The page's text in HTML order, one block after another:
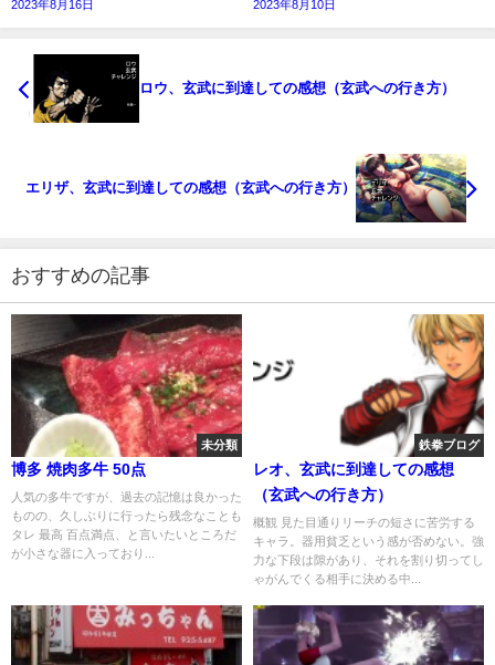
2023年8月16日 2023年8月10日
ロウ、玄武に到達しての感想（玄武への行き方）
エリザ、玄武に到達しての感想（玄武への行き方）
おすすめの記事
未分類
博多 焼肉多牛 50点
人気の多牛ですが、過去の記憶は良かった
ものの、久しぶりに行ったら残念なことも
タレ 最高 百点満点、と言いたいところだ
が小さな器に入っており...
鉄拳ブログ
レオ、玄武に到達しての感想
（玄武への行き方）
概観 見た目通りリーチの短さに苦労する
キャラ。器用貧乏という感が否めない。強
力な下段は隙があり、それを割り切ってし
ゃがんでくる相手に決める中...